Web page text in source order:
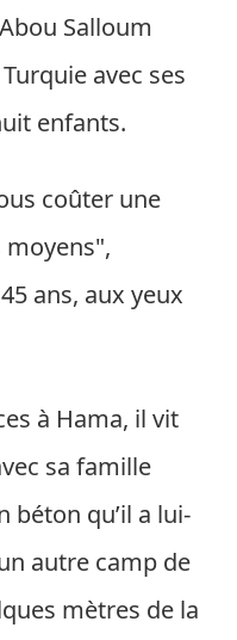
Salloum
avec ses
enfants.
coûter une
moyens",
ans, aux yeux
à Hama, il vit
sa famille
béton qu’il a lui-
autre camp de
mètres de la